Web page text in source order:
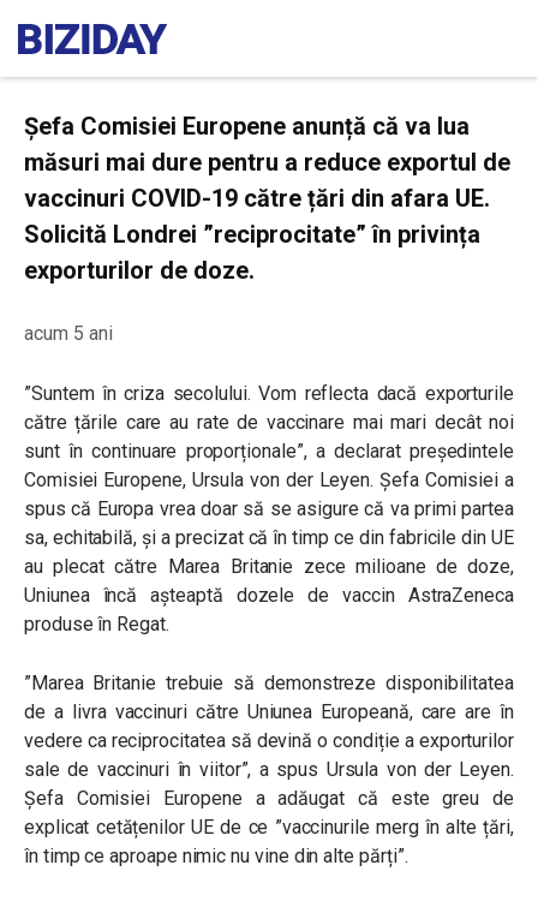
Șefa Comisiei Europene anunță că va lua
măsuri mai dure pentru a reduce exportul de
vaccinuri COVID-19 către țări din afara UE.
Solicită Londrei ”reciprocitate” în privința
exporturilor de doze.
acum 5 ani
”Suntem în criza secolului. Vom reflecta dacă exporturile
către țările care au rate de vaccinare mai mari decât noi
sunt în continuare proporționale”,a declarat președintele
Comisiei Europene, Ursula von der Leyen. Șefa Comisiei a
spus că Europa vrea doar să se asigure că va primi partea
sa, echitabilă, și a precizat că în timp ce din fabricile din UE
au plecat către Marea Britanie zece milioane de doze,
Uniunea încă așteaptă dozele de vaccin AstraZeneca
produse în Regat.
”Marea Britanie trebuie să demonstreze disponibilitatea
de a livra vaccinuri către Uniunea Europeană, care are în
vedere ca reciprocitatea să devină o condiție a exporturilor
sale de vaccinuri în viitor”, a spus Ursula von der Leyen.
Șefa Comisiei Europene a adăugat că este greu de
explicat cetățenilor UE de ce ”vaccinurile merg în alte țări,
în timp ce aproape nimic nu vine din alte părți”.